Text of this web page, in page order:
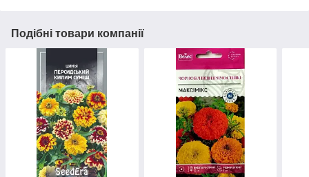
Подібні товари компанії